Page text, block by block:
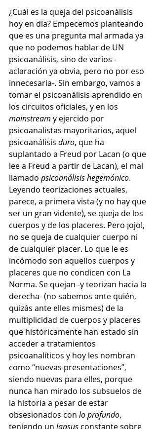
¿Cuál es la queja del psicoanálisis
hoy en día? Empecemos planteando
que es una pregunta mal armada ya
que no podemos hablar de UN
psicoanálisis, sino de varios -
aclaración ya obvia, pero no por eso
innecesaria-. Sin embargo, vamos a
tomar el psicoanálisis aprendido en
los circuitos oficiales, y en los
mainstream y ejercido por
psicoanalistas mayoritarios, aquel
psicoanálisis duro, que ha
suplantado a Freud por Lacan (o que
lee a Freud a partir de Lacan), el mal
llamado psicoanálisis hegemónico.
Leyendo teorizaciones actuales,
parece, a primera vista (y no hay que
ser un gran vidente), se queja de los
cuerpos y de los placeres. Pero ¡ojo!,
no se queja de cualquier cuerpo ni
de cualquier placer. Lo que le es
incómodo son aquellos cuerpos y
placeres que no condicen con La
Norma. Se quejan -y teorizan hacia la
derecha- (no sabemos ante quién,
quizás ante elles mismes) de la
multiplicidad de cuerpos y placeres
que históricamente han estado sin
acceder a tratamientos
psicoanalíticos y hoy les nombran
como “nuevas presentaciones”,
siendo nuevas para elles, porque
nunca han mirado los subsuelos de
la historia a pesar de estar
obsesionados con lo profundo,
teniendo un lapsus constante sobre